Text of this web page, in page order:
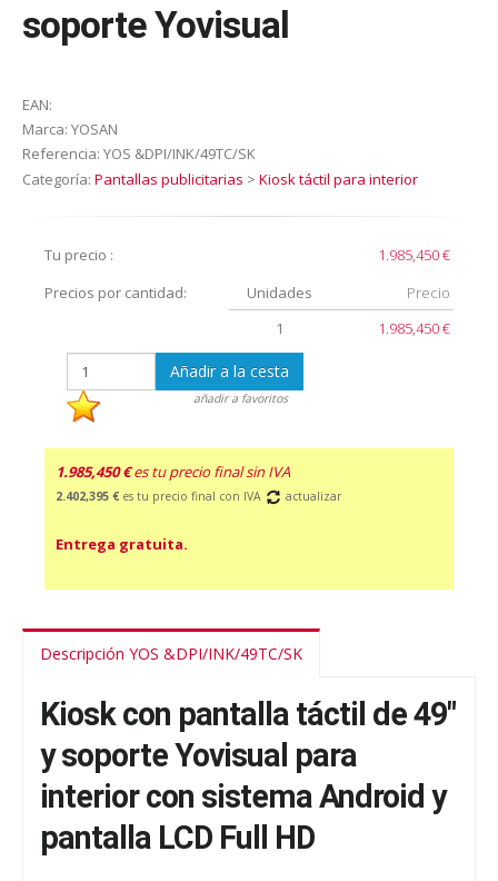
soporte Yovisual
EAN:
Marca: YOSAN
Referencia: YOS &DPI/INK/49TC/SK
Categoría: Pantallas publicitarias > Kiosk táctil para interior
Tu precio :
1.985,450 €
Precios por cantidad:
Unidades
Precio
1
1.985,450 €
Añadir a la cesta
añadir a favoritos
1.985,450 € es tu precio final sin IVA
2.402,395 € es tu precio final con IVA actualizar
Entrega gratuita.
Descripción YOS &DPI/INK/49TC/SK
Kiosk con pantalla táctil de 49"
y soporte Yovisual para
interior con sistema Android y
pantalla LCD Full HD